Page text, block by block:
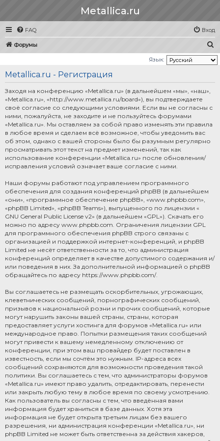
Metallica.ru
FAQ Вход
Форумы
о
Язык:
Metallica.ru - Регистрация
Заходя на конференцию «Metallica.ru» (в дальнейшем «мы», «наш»,
«Metallica.ru», «http://www.metallica.ru/board»), вы подтверждаете
своё согласие со следующими условиями. Если вы не согласны с
ними, пожалуйста, не заходите и не пользуйтесь форумами
«Metallica.ru». Мы оставляем за собой право изменять эти правила
в любое время и сделаем всё возможное, чтобы уведомить вас
об этом, однако с вашей стороны было бы разумным регулярно
просматривать этот текст на предмет изменений, так как
использование конференции «Metallica.ru» после обновления/
исправления условий означает ваше согласие с ними.
Наши форумы работают под управлением программного
обеспечения для создания конференций phpBB (в дальнейшем
«они», «программное обеспечение phpBB», «www.phpbb.com»,
«phpBB Limited», «phpBB Teams»), выпущенного по лицензии «
GNU General Public License v2» (в дальнейшем «GPL»). Скачать его
можно по адресу www.phpbb.com. Ограничения лицензии GPL
для программного обеспечения phpBB строго связаны с
организацией и поддержкой интернет-конференций, и phpBB
Limited не несёт ответственности за то, что администрация
конференций определяет в качестве допустимого содержания и/
или поведения в них. За дополнительной информацией о phpBB
обращайтесь по адресу https://www.phpbb.com/.
Вы соглашаетесь не размещать оскорбительных, угрожающих,
клеветнических сообщений, порнографических сообщений,
призывов к национальной розни и прочих сообщений, которые
могут нарушить законы вашей страны, страны, которая
предоставляет услуги хостинга для форумов «Metallica.ru» или
международное право. Попытки размещения таких сообщений
могут привести к вашему немедленному отключению от
конференции, при этом ваш провайдер будет поставлен в
известность, если мы сочтём это нужным. IP-адреса всех
сообщений сохраняются для возможности проведения такой
политики. Вы соглашаетесь с тем, что администраторы форумов
«Metallica.ru» имеют право удалить, отредактировать, перенести
или закрыть любую тему в любое время по своему усмотрению.
Как пользователь вы согласны с тем, что введённая вами
информация будет храниться в базе данных. Хотя эта
информация не будет открыта третьим лицам без вашего
разрешения, ни администрация конференции «Metallica.ru», ни
phpBB Limited не может быть ответственна за действия хакеров,